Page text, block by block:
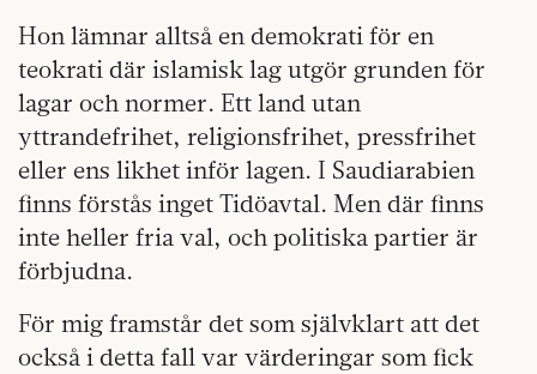
Hon lämnar alltså en demokrati för en
teokrati där islamisk lag utgör grunden för
lagar och normer. Ett land utan
yttrandefrihet, religionsfrihet, pressfrihet
eller ens likhet inför lagen. I Saudiarabien
finns förstås inget Tidöavtal. Men där finns
inte heller fria val, och politiska partier är
förbjudna.
För mig framstår det som självklart att det
också i detta fall var värderingar som fick